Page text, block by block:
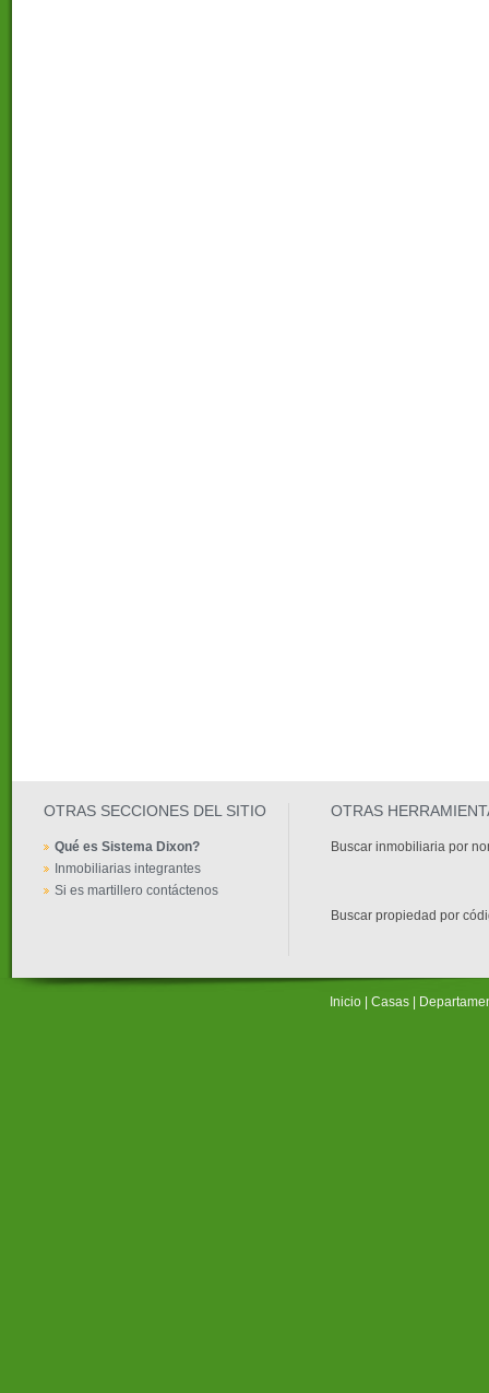
OTRAS SECCIONES DEL SITIO
Qué es Sistema Dixon?
Inmobiliarias integrantes
Si es martillero contáctenos
OTRAS
Buscar inmobiliaria por
Buscar propiedad por
Inicio| Casas|